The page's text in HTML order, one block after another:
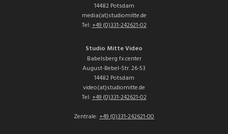
14482 Potsdam
media(at)studiomitte.de
Tel:+49 (0)331-242621-02
Studio Mitte Video
Babelsberg fx.center
August-Bebel-Str. 26-53
14482 Potsdam
video(at)studiomitte.de
Tel:+49 (0)331-242621-02
Zentrale: +49 (0)331-242621-00